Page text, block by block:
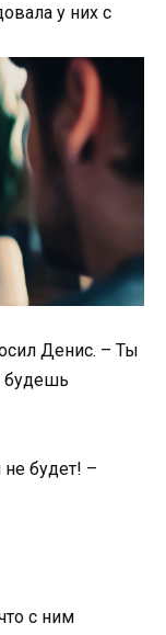
у них с
Денис. – Ты
будешь
не будет! –
с ним